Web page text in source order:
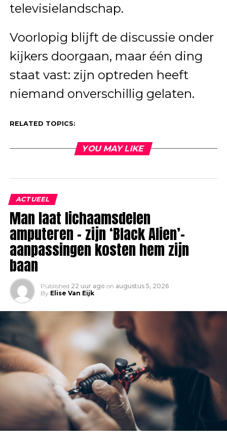
televisielandschap.
Voorlopig blijft de discussie onder
kijkers doorgaan, maar één ding
staat vast: zijn optreden heeft
niemand onverschillig gelaten.
RELATED TOPICS:
YOU MAY LIKE
ACTUEEL
Man laat lichaamsdelen
amputeren – zijn ‘Black Alien’-
aanpassingen kosten hem zijn
baan
Published 22 uur ago on augustus 5, 2026
By Elise Van Eijk